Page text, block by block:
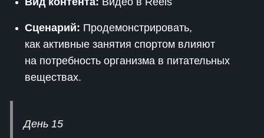
Сценарий: Продемонстрировать,
как активные занятия спортом влияют
на потребность организма в питательных
веществах.
День 15